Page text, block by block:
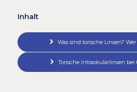
Inhalt
Was sind torische Linsen?
Torische Intraokularlinsen bei